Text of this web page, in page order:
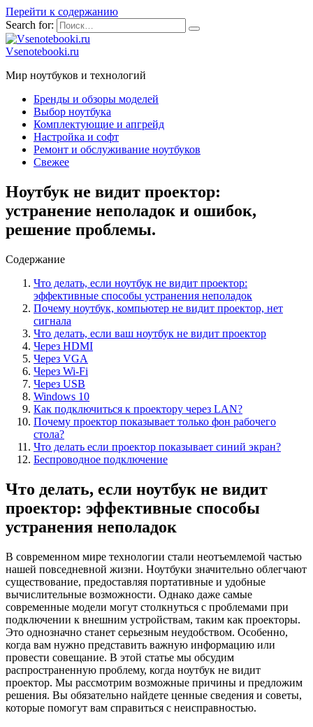
Перейти к содержанию
Search for:
Vsenotebooki.ru
Мир ноутбуков и технологий
Бренды и обзоры моделей
Выбор ноутбука
Комплектующие и апгрейд
Настройка и софт
Ремонт и обслуживание ноутбуков
Свежее
Ноутбук не видит проектор:
устранение неполадок и ошибок,
решение проблемы.
Содержание
Что делать, если ноутбук не видит проектор:
эффективные способы устранения неполадок
Почему ноутбук, компьютер не видит проектор, нет
сигнала
Что делать, если ваш ноутбук не видит проектор
Через HDMI
Через VGA
Через Wi-Fi
Через USB
Windows 10
Как подключиться к проектору через LAN?
Почему проектор показывает только фон рабочего
стола?
Что делать если проектор показывает синий экран?
Беспроводное подключение
Что делать, если ноутбук не видит
проектор: эффективные способы
устранения неполадок
В современном мире технологии стали неотъемлемой частью
нашей повседневной жизни. Ноутбуки значительно облегчают
существование, предоставляя портативные и удобные
вычислительные возможности. Однако даже самые
современные модели могут столкнуться с проблемами при
подключении к внешним устройствам, таким как проекторы.
Это однозначно станет серьезным неудобством. Особенно,
когда вам нужно представить важную информацию или
провести совещание. В этой статье мы обсудим
распространенную проблему, когда ноутбук не видит
проектор. Мы рассмотрим возможные причины и предложим
решения. Вы обязательно найдете ценные сведения и советы,
которые помогут вам справиться с неисправностью.